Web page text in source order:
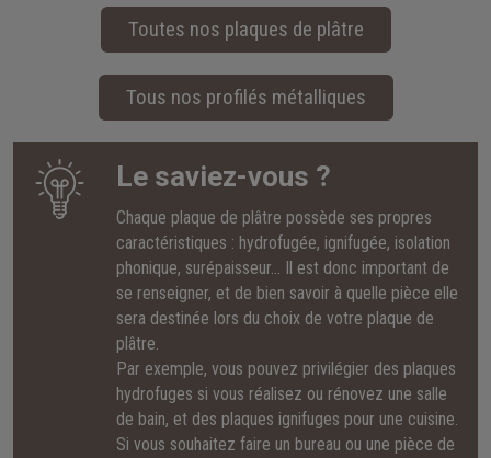
Toutes nos plaques de plâtre
Tous nos profilés métalliques
Le saviez-vous ?
Chaque plaque de plâtre possède ses propres
caractéristiques : hydrofugée, ignifugée, isolation
phonique, surépaisseur... Il est donc important de
se renseigner, et de bien savoir à quelle pièce elle
sera destinée lors du choix de votre plaque de
plâtre.
Par exemple, vous pouvez privilégier des plaques
hydrofuges si vous réalisez ou rénovez une salle
de bain, et des plaques ignifuges pour une cuisine.
Si vous souhaitez faire un bureau ou une pièce de